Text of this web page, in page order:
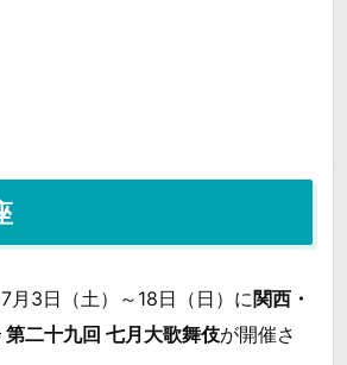
月3日（土）～18日（日）に関西・
二十九回 七月大歌舞伎が開催さ